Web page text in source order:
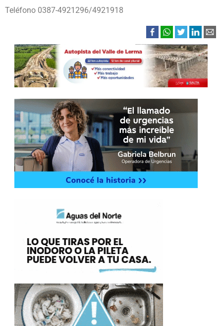
Teléfono 0387-4921296/4921918